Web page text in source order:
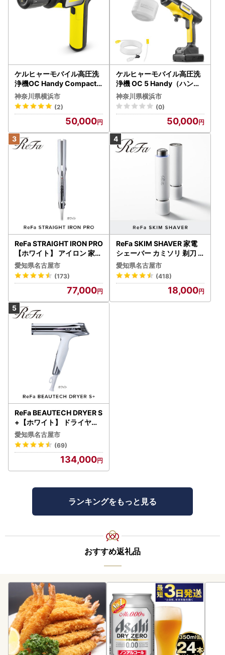
ケルヒャーモバイル高圧洗
浄機OC Handy Compact
（ハンディエア） APV000
7
神奈川県横浜市
(2)
50,000
ケルヒャーモバイル高圧洗
浄機 OC 5 Handy（ハンデ
ィジェット） APV0006
神奈川県横浜市
(0)
50,000
ReFa STRAIGHT IRON PRO
【ホワイト】 アイロン 家電
美容 リファ アイロン
愛知県名古屋市
(173)
77,000
ReFa SKIM SHAVER 家電
シェーバー カミソリ 剃刀
シェーバー
愛知県名古屋市
(418)
18,000
ReFa BEAUTECH DRYER S
+【ホワイト】 ドライヤー
美容 家電 ドライヤー リフ
ァ
愛知県名古屋市
(69)
134,000
ランキングをもっと見る
おすすめ返礼品